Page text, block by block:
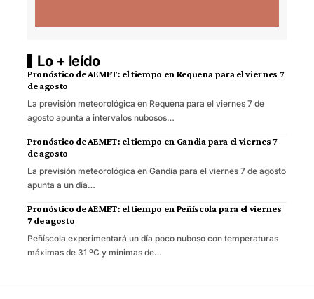
Lo + leído
Pronóstico de AEMET: el tiempo en Requena para el viernes 7
de agosto
La previsión meteorológica en Requena para el viernes 7 de
agosto apunta a intervalos nubosos…
Pronóstico de AEMET: el tiempo en Gandia para el viernes 7
de agosto
La previsión meteorológica en Gandia para el viernes 7 de agosto
apunta a un día…
Pronóstico de AEMET: el tiempo en Peñíscola para el viernes
7 de agosto
Peñíscola experimentará un día poco nuboso con temperaturas
máximas de 31 ºC y mínimas de…